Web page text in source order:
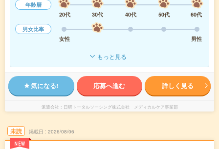
年齢層
20代
30代 40代 50代
60代
男女比率
女性
男性
もっと見る
気になる! 応募へ進む 詳しく見る
派遣会社 日研トータルソーシング株式会社 メディカルケア事業部
未読
NEW
掲載日 2026/08/06